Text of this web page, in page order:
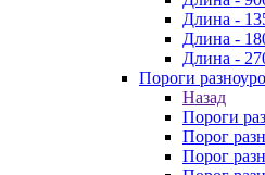
Длина -
Длина -
Длина -
Пороги
Назад
Пороги
Порог
Порог